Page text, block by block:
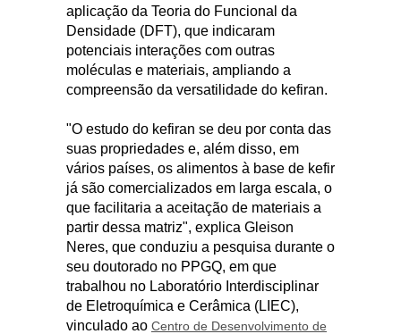
aplicação da Teoria do Funcional da
Densidade (DFT), que indicaram
potenciais interações com outras
moléculas e materiais, ampliando a
compreensão da versatilidade do kefiran.
"O estudo do kefiran se deu por conta das
suas propriedades e, além disso, em
vários países, os alimentos à base de kefir
já são comercializados em larga escala, o
que facilitaria a aceitação de materiais a
partir dessa matriz", explica Gleison
Neres, que conduziu a pesquisa durante o
seu doutorado no PPGQ, em que
trabalhou no Laboratório Interdisciplinar
de Eletroquímica e Cerâmica (LIEC),
vinculado ao Centro de Desenvolvimento de